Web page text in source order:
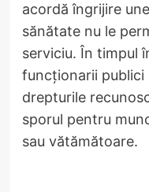
acordă îngrijire
sănătate nu le
serviciu. În timpul
funcționarii publici
drepturile
sporul pentru
sau vătămătoare.